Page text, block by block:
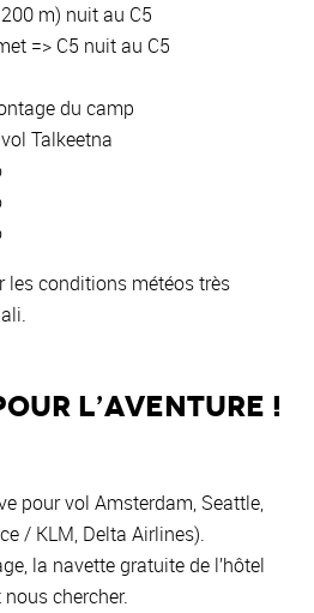
m) nuit au C5
=> C5 nuit au C5
du camp
Talkeetna
les conditions météos très
l’aventure !
pour vol Amsterdam, Seattle,
/ KLM, Delta Airlines).
la navette gratuite de l’hôtel
chercher.